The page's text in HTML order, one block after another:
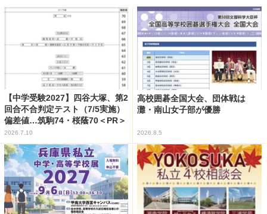
【中学受験2027】四谷大塚、第2
回合不合判定テスト（7/5実施）
偏差値…筑駒74・桜蔭70＜PR＞
2026.7.10
高校囲碁全国大会、団体戦は
灘・南山女子部が優勝
2026.8.5